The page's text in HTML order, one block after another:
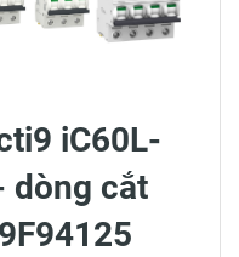
iC60L-
dòng cắt